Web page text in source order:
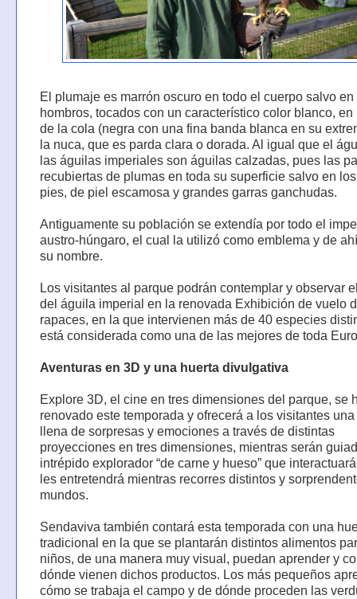
El plumaje es marrón oscuro en todo el cuerpo salvo en
hombros, tocados con un característico color blanco, en
de la cola (negra con una fina banda blanca en su
la nuca, que es parda clara o dorada. Al igual que el
las águilas imperiales son águilas calzadas, pues las
recubiertas de plumas en toda su superficie salvo en
pies, de piel escamosa y grandes garras ganchudas.
Antiguamente su población se extendía por todo el
austro-húngaro, el cual la utilizó como emblema y de
su nombre.
Los visitantes al parque podrán contemplar y observar
del águila imperial en la renovada Exhibición de vuelo
rapaces, en la que intervienen más de 40 especies
está considerada como una de las mejores de toda
Aventuras en 3D y una huerta divulgativa
Explore 3D, el cine en tres dimensiones del parque, se
renovado este temporada y ofrecerá a los visitantes
llena de sorpresas y emociones a través de distintas
proyecciones en tres dimensiones, mientras serán
intrépido explorador “de carne y hueso” que
les entretendrá mientras recorres distintos y
mundos.
Sendaviva también contará esta temporada con una
tradicional en la que se plantarán distintos alimentos
niños, de una manera muy visual, puedan aprender y
dónde vienen dichos productos. Los más pequeños
cómo se trabaja el campo y de dónde proceden las